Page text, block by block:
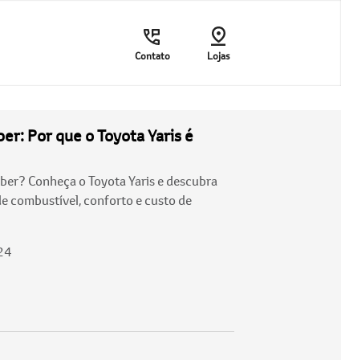
Contato Lojas
Por que o Toyota Yaris é
Conheça o Toyota Yaris e descubra
combustível, conforto e custo de